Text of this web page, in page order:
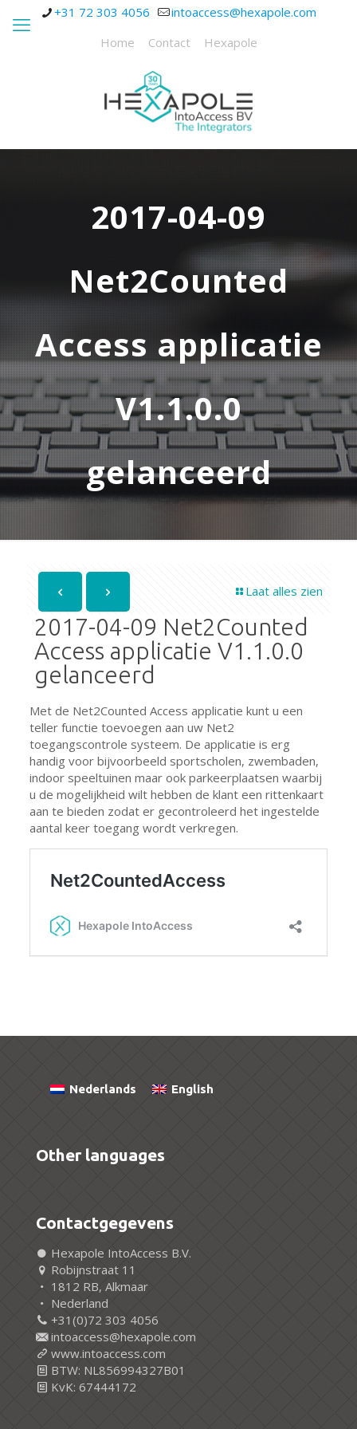
+31 72 303 4056
intoaccess@hexapole.com
Home
Contact Hexapole
2017-04-09
Net2Counted
Access applicatie
V1.1.0.0
gelanceerd
Laat alles zien
2017-04-09 Net2Counted
Access applicatie V1.1.0.0
gelanceerd
Met de Net2Counted Access applicatie kunt u een
teller functie toevoegen aan uw Net2
toegangscontrole systeem. De applicatie is erg
handig voor bijvoorbeeld sportscholen, zwembaden,
indoor speeltuinen maar ook parkeerplaatsen waarbij
u de mogelijkheid wilt hebben de klant een rittenkaart
aan te bieden zodat er gecontroleerd het ingestelde
aantal keer toegang wordt verkregen.
Nederlands English
Other languages
Contactgegevens
Hexapole IntoAccess B.V.
Robijnstraat 11
1812 RB, Alkmaar
Nederland
+31(0)72 303 4056
intoaccess@hexapole.com
www.intoaccess.com
BTW: NL856994327B01
KvK: 67444172